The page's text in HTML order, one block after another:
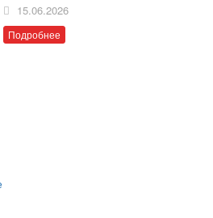
15.06.2026
Подробнее